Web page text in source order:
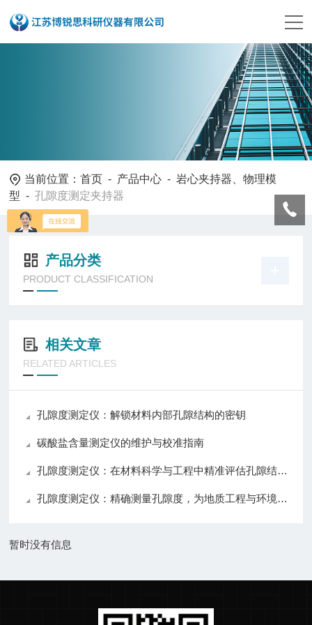
当前位置：首页 - 产品中心 -岩心夹持器、物理模
型 -孔隙度测定夹持器
产品分类
PRODUCT CLASSIFICATION
相关文章
RELATED ARTICLES
孔隙度测定仪：解锁材料内部孔隙结构的密钥
碳酸盐含量测定仪的维护与校准指南
孔隙度测定仪：在材料科学与工程中精准评估孔隙结构的关键技术与应用
孔隙度测定仪：精确测量孔隙度，为地质工程与环境科学提供可靠数据
暂时没有信息